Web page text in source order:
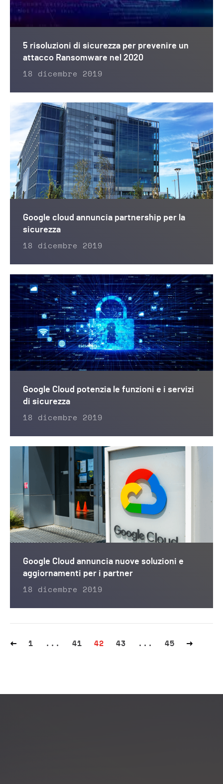
5 risoluzioni di sicurezza per prevenire un
attacco Ransomware nel 2020
18 dicembre 2019
Google cloud annuncia partnership per la
sicurezza
18 dicembre 2019
Google Cloud potenzia le funzioni e i servizi
di sicurezza
18 dicembre 2019
Google Cloud annuncia nuove soluzioni e
aggiornamenti per i partner
18 dicembre 2019
1 ... 41 42 43 ... 45